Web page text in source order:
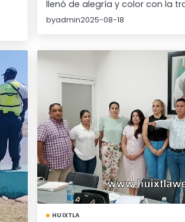
llenó de alegría y color con la
byadmin2025-08-18
HUIXTLA